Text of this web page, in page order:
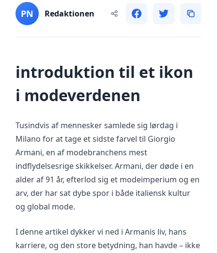
PN Redaktionen
introduktion til et ikon
i modeverdenen
Tusindvis af mennesker samlede sig lørdag i
Milano for at tage et sidste farvel til Giorgio
Armani, en af modebranchens mest
indflydelsesrige skikkelser. Armani, der døde i en
alder af 91 år, efterlod sig et modeimperium og en
arv, der har sat dybe spor i både italiensk kultur
og global mode.
I denne artikel dykker vi ned i Armanis liv, hans
karriere, og den store betydning, han havde – ikke